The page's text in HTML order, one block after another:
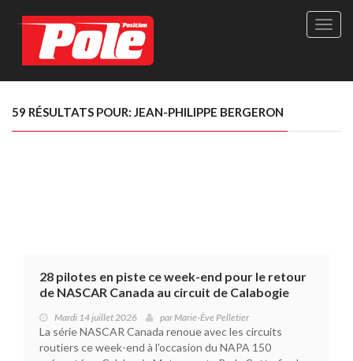
Site
Le
59 RÉSULTATS POUR: JEAN-PHILIPPE BERGERON
28 pilotes en piste ce week-end pour le retour
de NASCAR Canada au circuit de Calabogie
Mardi 14 juillet 2026 parMarie-Ève Pelletier
La série NASCAR Canada renoue avec les circuits
routiers ce week-end à l'occasion du NAPA 150